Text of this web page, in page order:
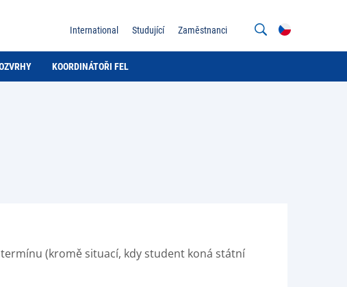
International Studující Zaměstnanci
KOORDINÁTOŘI FEL
(kromě situací, kdy student koná státní